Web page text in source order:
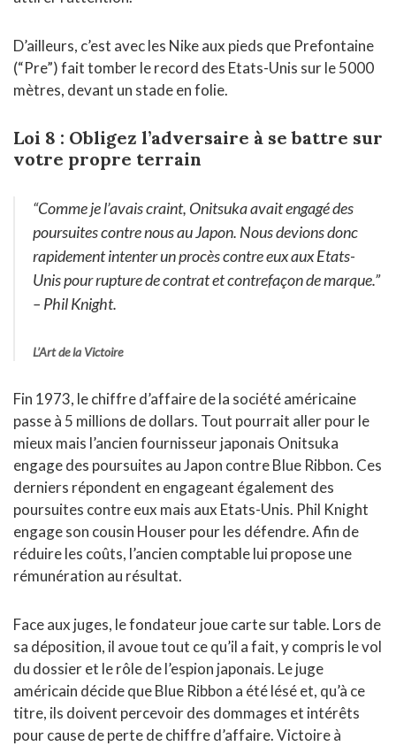
D’ailleurs, c’est avec les Nike aux pieds que Prefontaine
(“Pre”) fait tomber le record des Etats-Unis sur le 5000
mètres, devant un stade en folie.
Loi 8 : Obligez l’adversaire à se battre sur
votre propre terrain
“Comme je l’avais craint, Onitsuka avait engagé des
poursuites contre nous au Japon. Nous devions donc
rapidement intenter un procès contre eux aux Etats-
Unis pour rupture de contrat et contrefaçon de marque.”
– Phil Knight.
L’Art de la Victoire
Fin 1973, le chiffre d’affaire de la société américaine
passe à 5 millions de dollars. Tout pourrait aller pour le
mieux mais l’ancien fournisseur japonais Onitsuka
engage des poursuites au Japon contre Blue Ribbon. Ces
derniers répondent en engageant également des
poursuites contre eux mais aux Etats-Unis. Phil Knight
engage son cousin Houser pour les défendre. Afin de
réduire les coûts, l’ancien comptable lui propose une
rémunération au résultat.
Face aux juges, le fondateur joue carte sur table. Lors de
sa déposition, il avoue tout ce qu’il a fait, y compris le vol
du dossier et le rôle de l’espion japonais. Le juge
américain décide que Blue Ribbon a été lésé et, qu’à ce
titre, ils doivent percevoir des dommages et intérêts
pour cause de perte de chiffre d’affaire. Victoire à